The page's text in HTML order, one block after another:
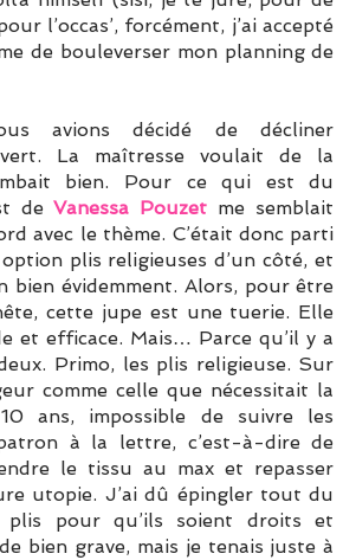
l’occas’, forcément, j’ai accepté
de bouleverser mon planning de
avions décidé de décliner
vert. La maîtresse voulait de la
bien. Pour ce qui est du
deVanessa Pouzet me semblait
avec le thème. C’était donc parti
plis religieuses d’un côté, et
bien évidemment. Alors, pour être
cette jupe est une tuerie. Elle
et efficace. Mais… Parce qu’il y a
Primo, les plis religieuse. Sur
comme celle que nécessitait la
ans, impossible de suivre les
à la lettre, c’est-à-dire de
le tissu au max et repasser
utopie. J’ai dû épingler tout du
pour qu’ils soient droits et
bien grave, mais je tenais juste à